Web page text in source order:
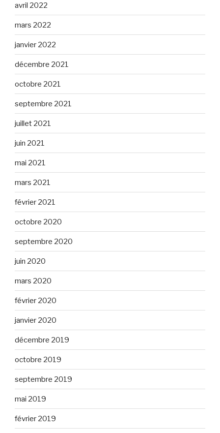
avril 2022
mars 2022
janvier 2022
décembre 2021
octobre 2021
septembre 2021
juillet 2021
juin 2021
mai 2021
mars 2021
février 2021
octobre 2020
septembre 2020
juin 2020
mars 2020
février 2020
janvier 2020
décembre 2019
octobre 2019
septembre 2019
mai 2019
février 2019